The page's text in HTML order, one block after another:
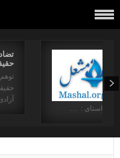
در راستای : …